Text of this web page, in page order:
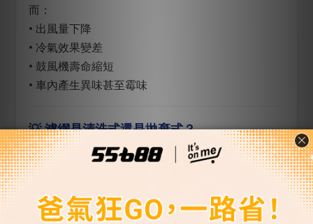
而：
• 出風量下降
• 冷氣效果變差
• 鼓風機壽命縮短
• 車內產生異味甚至霉味
💡 濾網是清洗式還是拋棄式？
本產品為拋棄式濾網，建議定期更換以維持最佳效
果。
💡 會影響風量嗎？